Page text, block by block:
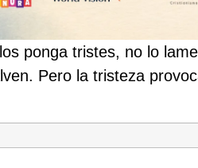
ponga tristes, no lo
Pero la tristeza